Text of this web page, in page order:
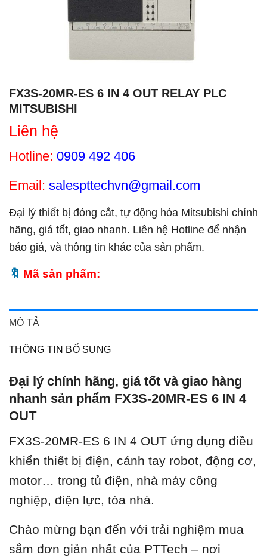
FX3S-20MR-ES 6 IN 4 OUT RELAY PLC
MITSUBISHI
Liên hệ
Hotline: 0909 492 406
Email: salespttechvn@gmail.com
Đại lý thiết bị đóng cắt, tự động hóa Mitsubishi chính
hãng, giá tốt, giao nhanh. Liên hệ Hotline để nhận
báo giá, và thông tin khác của sản phẩm.
Mã sản phẩm:
MÔ TẢ
THÔNG TIN BỔ SUNG
Đại lý chính hãng, giá tốt và giao hàng
nhanh sản phẩm FX3S-20MR-ES 6 IN 4
OUT
FX3S-20MR-ES 6 IN 4 OUT ứng dụng điều
khiển thiết bị điện, cánh tay robot, động cơ,
motor… trong tủ điện, nhà máy công
nghiệp, điện lực, tòa nhà.
Chào mừng bạn đến với trải nghiệm mua
sắm đơn giản nhất của PTTech – nơi